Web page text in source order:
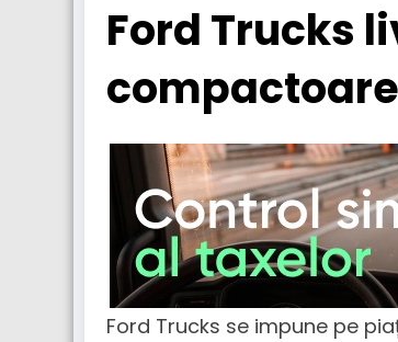
Ford Trucks
Ford Trucks se impune pe